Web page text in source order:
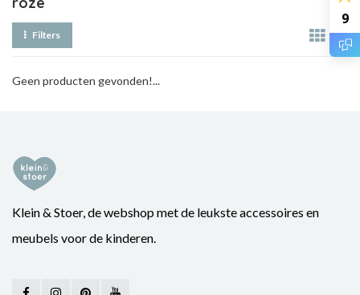
9
Filters
Geen producten gevonden!...
Klein & Stoer, de webshop met de leukste accessoires en
meubels voor de kinderen.